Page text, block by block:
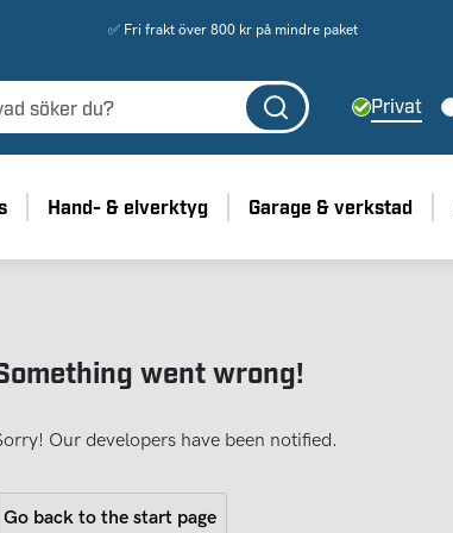
✅ Fri frakt över 800 kr på mindre paket
Privat
Hand- & elverktyg Garage & verkstad
went wrong!
Our developers have been notified.
Go back to the start page